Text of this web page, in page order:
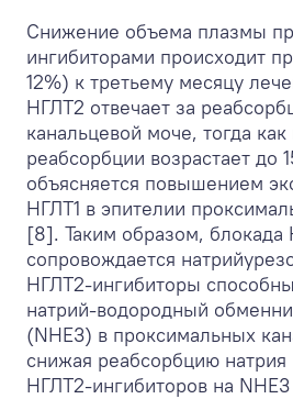
Снижение объема плазмы
ингибиторами происходит
12%) к третьему месяцу
НГЛТ2 отвечает за
канальцевой моче, тогда
реабсорбции возрастает до
объясняется повышением
НГЛТ1 в эпителии
[8]. Таким образом, блокада
сопровождается
НГЛТ2-ингибиторы
натрий-водородный
(NHE3) в проксимальных
снижая реабсорбцию
НГЛТ2-ингибиторов на